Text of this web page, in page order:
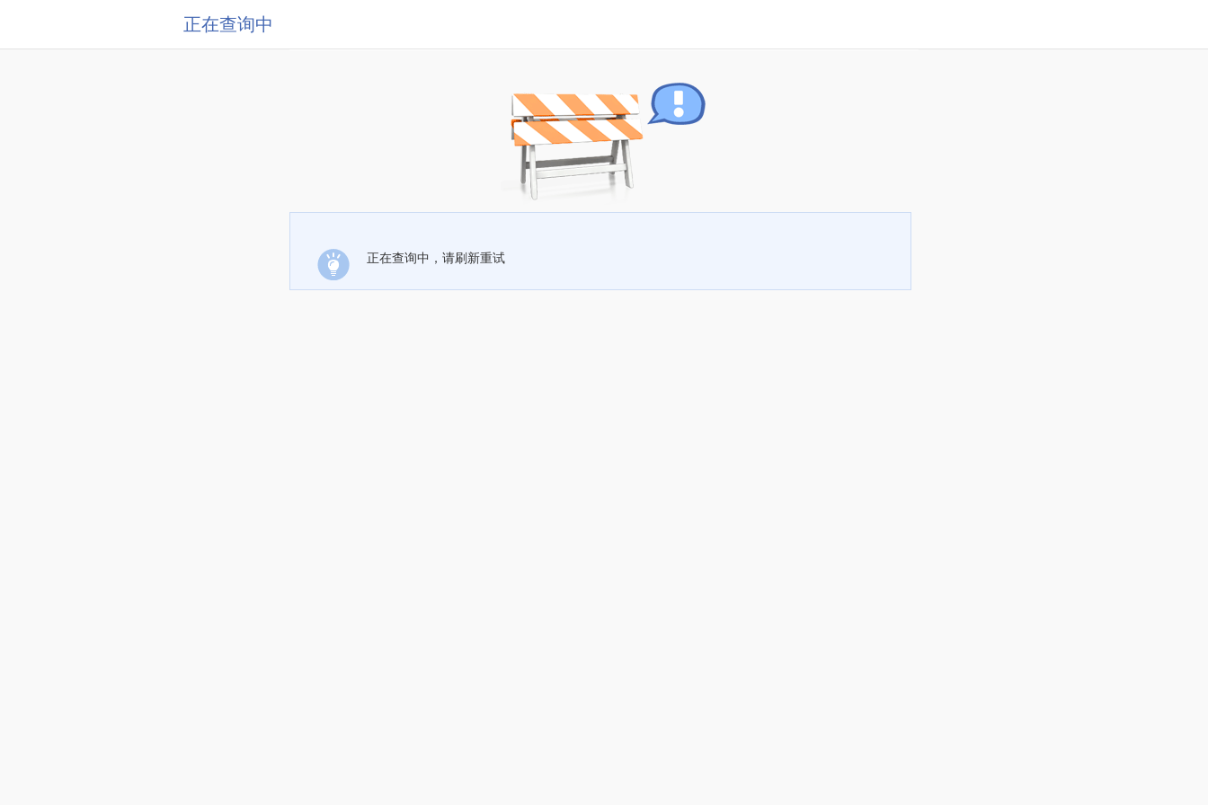
正在查询中
正在查询中，请刷新重试